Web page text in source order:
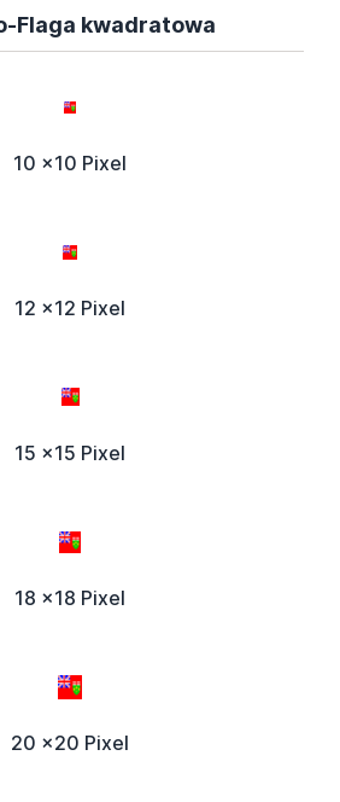
Flaga kwadratowa
10 x10 Pixel
12 x12 Pixel
15 x15 Pixel
18 x18 Pixel
20 x20 Pixel